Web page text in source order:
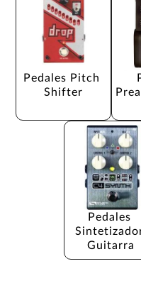
Pedales Pitch
Shifter
Pedales
Guitarra